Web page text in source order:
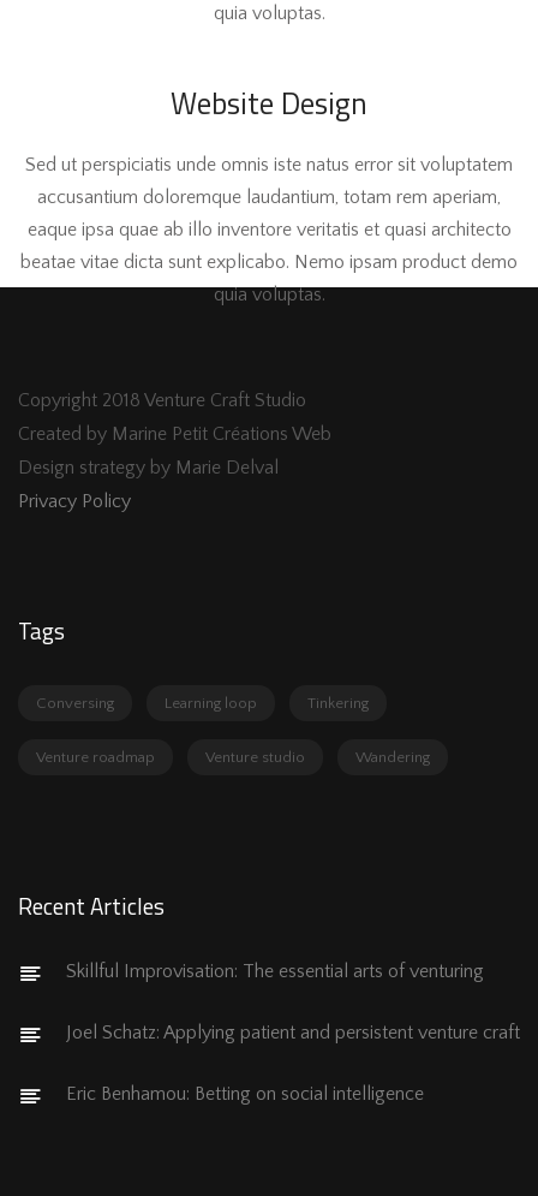
quia voluptas.
Website Design
Sed ut perspiciatis unde omnis iste natus error sit voluptatem
accusantium doloremque laudantium, totam rem aperiam,
eaque ipsa quae ab illo inventore veritatis et quasi architecto
beatae vitae dicta sunt explicabo. Nemo ipsam product demo
quia voluptas.
Copyright 2018 Venture Craft Studio
Created by Marine Petit Créations Web
Design strategy by Marie Delval
Privacy Policy
Tags
Conversing Learning loop Tinkering
Venture roadmap Venture studio Wandering
Recent Articles
Skillful Improvisation: The essential arts of venturing
Joel Schatz: Applying patient and persistent venture craft
Eric Benhamou: Betting on social intelligence